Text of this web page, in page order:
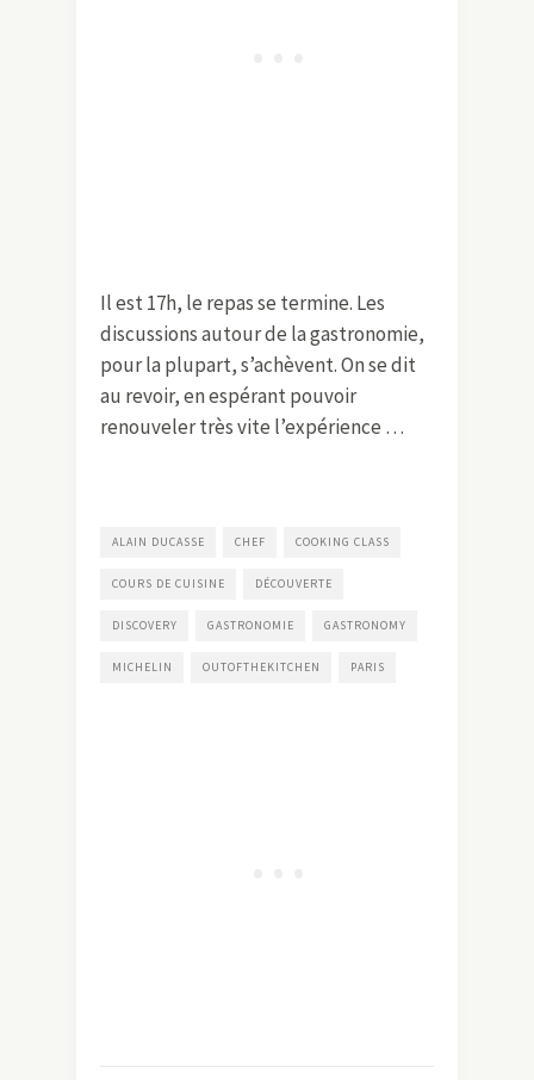
Il est 17h, le repas se termine. Les
discussions autour de la gastronomie,
pour la plupart, s’achèvent. On se dit
au revoir, en espérant pouvoir
renouveler très vite l’expérience …
ALAIN DUCASSE CHEF COOKING CLASS
COURS DE CUISINE DÉCOUVERTE
DISCOVERY GASTRONOMIE GASTRONOMY
MICHELIN OUTOFTHEKITCHEN PARIS